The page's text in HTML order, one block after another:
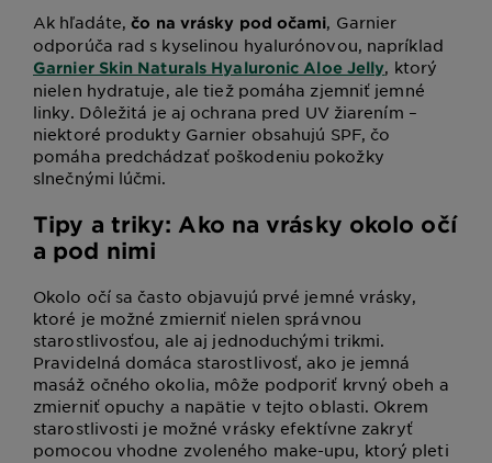
Ak hľadáte,čo na vrásky pod očami, Garnier
odporúča rad s kyselinou hyalurónovou, napríklad
Garnier Skin Naturals Hyaluronic Aloe Jelly, ktorý
nielen hydratuje, ale tiež pomáha zjemniť jemné
linky. Dôležitá je aj ochrana pred UV žiarením –
niektoré produkty Garnier obsahujú SPF, čo
pomáha predchádzať poškodeniu pokožky
slnečnými lúčmi.
Tipy a triky: Ako na vrásky okolo očí
a pod nimi
Okolo očí sa často objavujú prvé jemné vrásky,
ktoré je možné zmierniť nielen správnou
starostlivosťou, ale aj jednoduchými trikmi.
Pravidelná domáca starostlivosť, ako je jemná
masáž očného okolia, môže podporiť krvný obeh a
zmierniť opuchy a napätie v tejto oblasti. Okrem
starostlivosti je možné vrásky efektívne zakryť
pomocou vhodne zvoleného make-upu, ktorý pleti